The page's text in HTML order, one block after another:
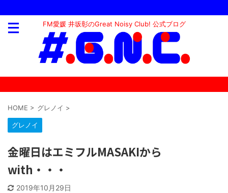
FM愛媛 井坂彰のGreat Noisy Club! 公式ブログ
HOME > グレノイ >
グレノイ
金曜日はエミフルMASAKIから
with・・・
2019年10月29日